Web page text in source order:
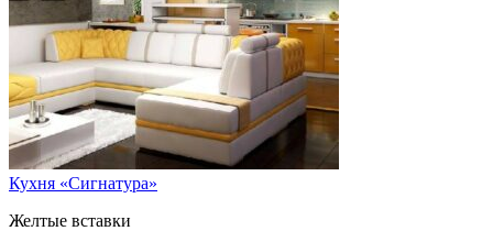
Кухня «Сигнатура»
Желтые вставки